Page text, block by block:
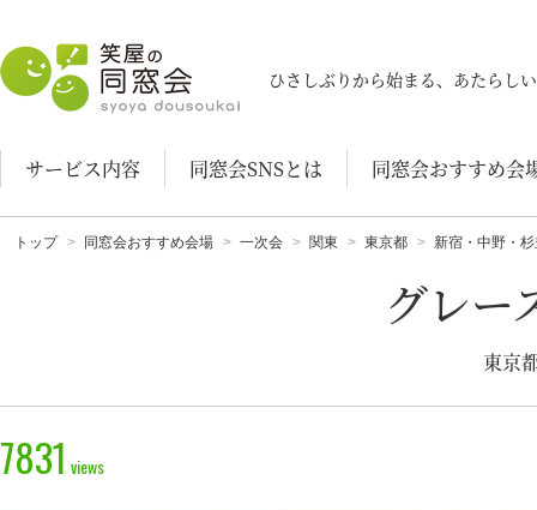
笑屋の同窓会
ひさしぶりから始まる、あたらし
サービス内容 同窓会SNSとは 同窓会おすすめ会
トップ 同窓会おすすめ会場 一次会 関東 東京都 新宿・中野・
グレー
東京
7831 views